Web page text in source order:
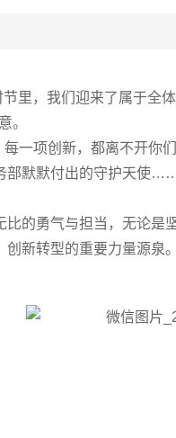
里，我们迎来了属于
。
每一项创新，都离不开
部默默付出的守护天使
的勇气与担当，无论
新转型的重要力量源泉。